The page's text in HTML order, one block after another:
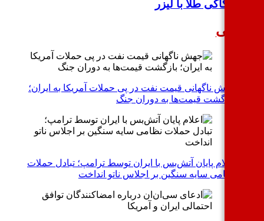
حکاکی طلا با لیزر
جهش ناگهانی قیمت نفت در پی حملات آمریکا به ایران؛
بازگشت قیمت‌ها به دوران جنگ
اعلام پایان آتش‌بس با ایران توسط ترامپ؛ تبادل حملات
نظامی سایه سنگین بر اجلاس ناتو انداخت